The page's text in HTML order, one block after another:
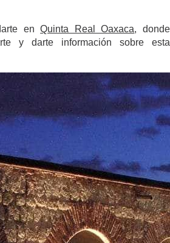
enQuinta Real Oaxaca, donde
y darte información sobre esta